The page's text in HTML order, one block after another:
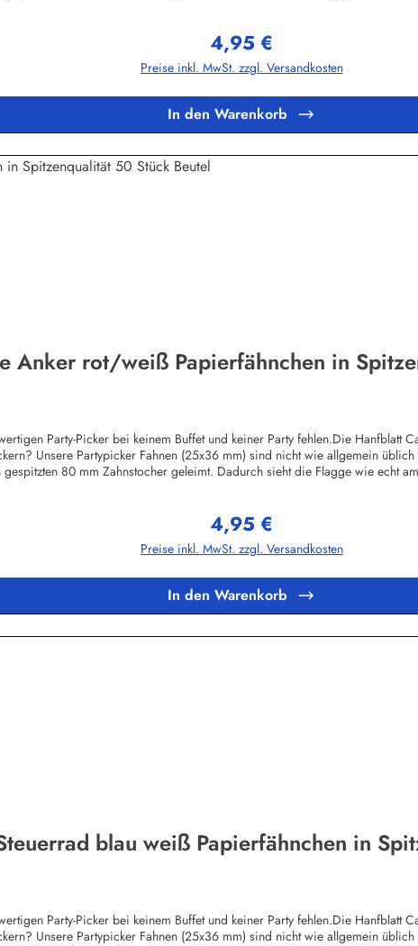
Polybeutel verpackt.Herstellerinformationen:Buddel-Bini Inh. Eda
Regulärer Preis:
4,95 €
Preise inkl. MwSt. zzgl. Versandkosten
In den Warenkorb
Anker rot/weiß Papierfähnchen in
Party-Picker bei keinem Buffet und keiner Party fehlen.Die Hanfblatt
Unsere Partypicker Fahnen (25x36 mm) sind nicht wie allgemein
80 mm Zahnstocher geleimt. Dadurch sieht die Flagge wie echt
Polybeutel verpackt.Herstellerinformationen:Buddel-Bini Inh. Eda
Regulärer Preis:
4,95 €
Preise inkl. MwSt. zzgl. Versandkosten
In den Warenkorb
blau weiß Papierfähnchen in
Party-Picker bei keinem Buffet und keiner Party fehlen.Die Hanfblatt
Unsere Partypicker Fahnen (25x36 mm) sind nicht wie allgemein